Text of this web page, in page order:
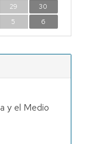
29
30
5 6
y el Medio